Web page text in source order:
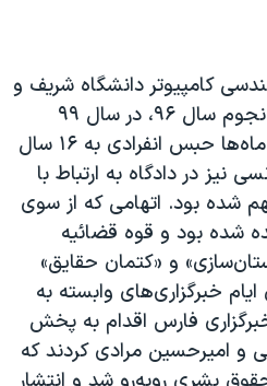
کامپیوتر دانشگاه شریف و
دارنده مدال طلای المپیاد نجوم سال ۹۶، در سال ۹۹
بازداشت و پس از گذارندن ماه‌ها حبس انفرادی به ۱۶ سال
در دادگاه به ارتباط با
شده بود. اتهامی که از سوی
شده بود و قوه قضائیه
و «کتمان حقایق»
خبرگزاری‌های وابسته به
فارس اقدام به پخش
و امیرحسین مرادی کردند که